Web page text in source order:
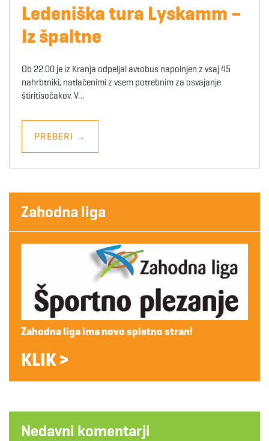
Ledeniška tura Lyskamm –
Iz špaltne
Ob 22.00 je iz Kranja odpeljal avtobus napolnjen z vsaj 45
nahrbtniki, natlačenimi z vsem potrebnim za osvajanje
štiritisočakov. V…
PREBERI →
Zahodna liga
Zahodna liga ima novo spletno stran!
KLIK >
Nedavni komentarji